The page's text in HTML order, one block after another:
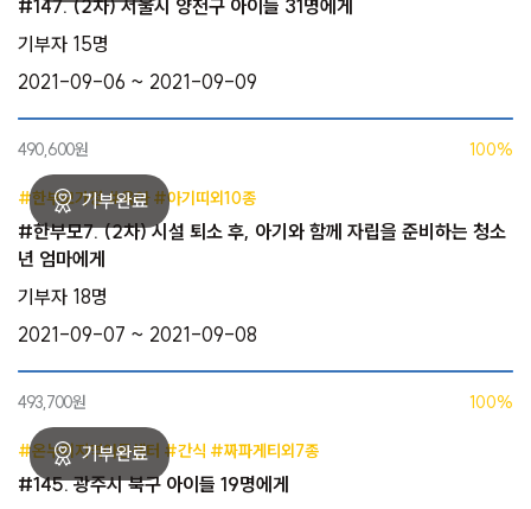
#147. (2차) 서울시 양천구 아이들 31명에게
기부자 15명
2021-09-06 ~ 2021-09-09
490,600원 100%
#한부모가정 #육아 #아기띠외10종
#한부모7. (2차) 시설 퇴소 후, 아기와 함께 자립을 준비하는 청소
년 엄마에게
기부자 18명
2021-09-07 ~ 2021-09-08
493,700원 100%
#온누리지역아동센터 #간식 #짜파게티외7종
#145. 광주시 북구 아이들 19명에게